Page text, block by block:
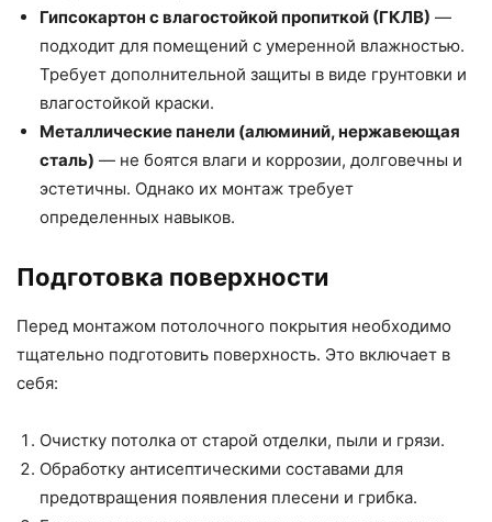
Гипсокартон с влагостойкой пропиткой (ГКЛВ) —
подходит для помещений с умеренной влажностью.
Требует дополнительной защиты в виде грунтовки и
влагостойкой краски.
Металлические панели (алюминий, нержавеющая
сталь) — не боятся влаги и коррозии, долговечны и
эстетичны. Однако их монтаж требует
определенных навыков.
Подготовка поверхности
Перед монтажом потолочного покрытия необходимо
тщательно подготовить поверхность. Это включает в
себя:
Очистку потолка от старой отделки, пыли и грязи.
Обработку антисептическими составами для
предотвращения появления плесени и грибка.